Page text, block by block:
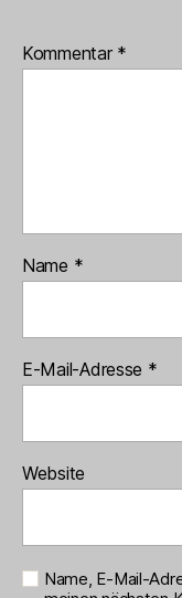
Kommentar *
Name *
E-Mail-Adresse *
Website
Name, E-Mail-